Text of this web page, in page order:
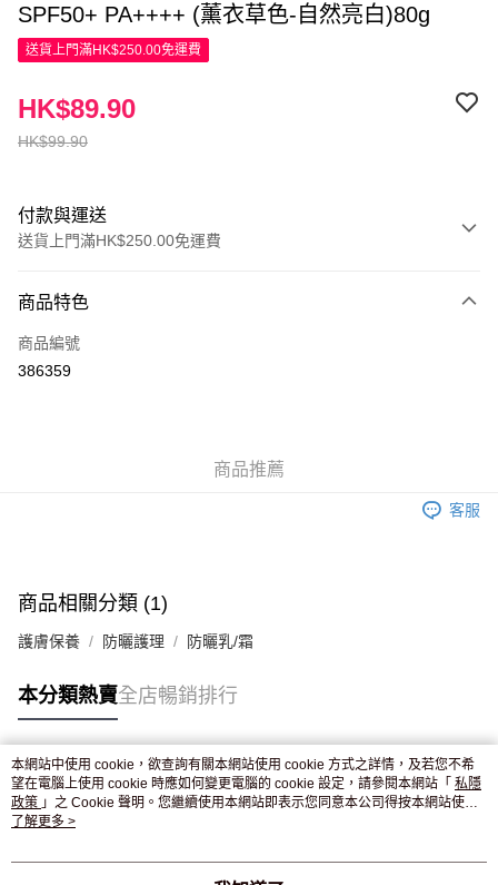
SPF50+ PA++++ (薰衣草色-自然亮白)80g
送貨上門滿HK$250.00免運費
HK$99.90
HK$89.90
付款與運送
送貨上門滿HK$250.00免運費
信用卡
Apple Pay
付款後門市自取，訂單確認後2-4個工作天到店，7天內取。逾期後
商品特色
商品編號
386359
商品推薦
客服
商品相關分類 (1)
護膚保養 防曬護理 防曬乳/霜
本分類熱賣全店暢銷排行
熱門標籤
熱銷排行
本網站中使用 cookie，欲查詢有關本網站使用 cookie 方式之詳情，及若您不希
望在電腦上使用 cookie 時應如何變更電腦的 cookie 設定，請參閱本網站「 私隱
政策 」之 Cookie 聲明。您繼續使用本網站即表示您同意本公司得按本網站使用
條款之 Cookie 聲明使用 cookie。
了解更多 >